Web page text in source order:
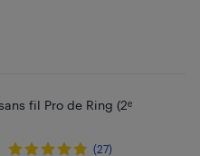
fil Pro de Ring (2ᵉ
(27)